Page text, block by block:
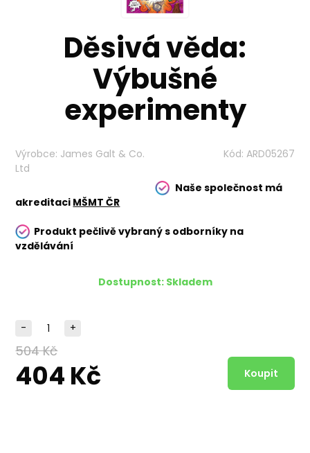
Děsivá věda:
Výbušné
experimenty
Výrobce: James Galt & Co.
Ltd
Kód: ARD05267
Naše společnost má
akreditaci MŠMT ČR
Produkt pečlivě vybraný s odborníky na
vzdělávání
Dostupnost: Skladem
504 Kč
404 Kč
- +